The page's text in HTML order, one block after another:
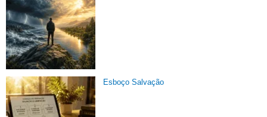
Esboço Salvação